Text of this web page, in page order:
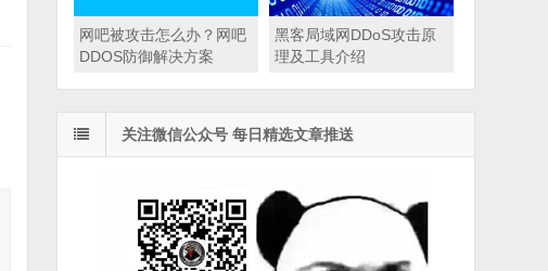
网吧被攻击怎么办？网吧
DDOS防御解决方案
黑客局域网DDoS攻击原
理及工具介绍
关注微信公众号 每日精选文章推送